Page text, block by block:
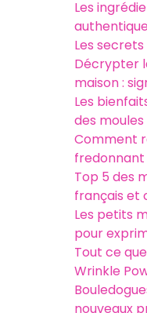
Les
Les
Décrypter
maison :
Les
des
Comment
fredonnant
Top 5 des
français et
Les petits
pour
Tout ce
Wrinkle
nouveaux